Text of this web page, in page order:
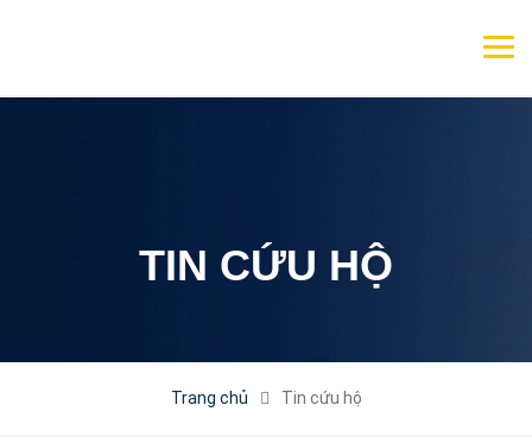
TIN CỨU HỘ
Trang chủ Tin cứu hộ